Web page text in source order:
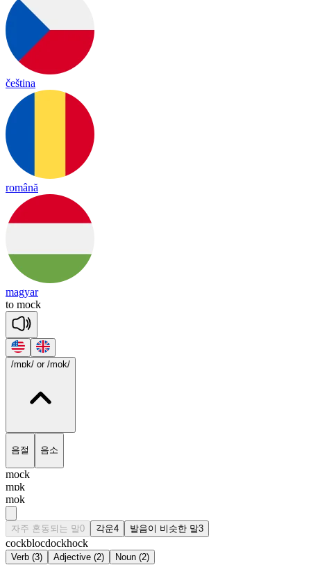
čeština
română
magyar
to mock
/mɒk/ or /mok/
음절 음소
mock
mɒk
mok
자주 혼동되는 말0 각운4 발음이 비슷한 말3
cockblocdockhock
Verb (3) Adjective (2) Noun (2)